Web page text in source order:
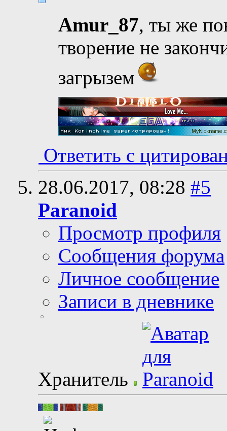
Amur_87, ты же
творение не
загрызем
Ответить с
28.06.2017, 08:28 #5
Paranoid
Просмотр профиля
Сообщения форума
Личное сообщение
Записи в дневнике
Хранитель